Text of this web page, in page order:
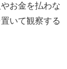
お金を払わな
いて観察する